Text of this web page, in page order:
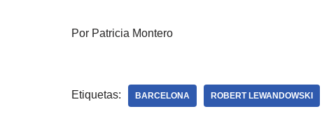
Por Patricia Montero
Etiquetas: BARCELONA ROBERT LEWANDOWSKI